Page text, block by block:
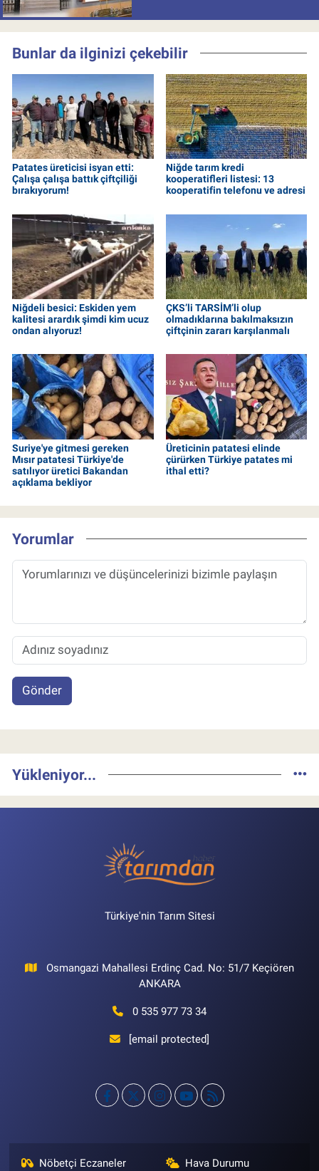
Bunlar da ilginizi çekebilir
Patates üreticisi isyan etti:
Çalışa çalışa battık çiftçiliği
bırakıyorum!
Niğde tarım kredi
kooperatifleri listesi: 13
kooperatifin telefonu ve adresi
Niğdeli besici: Eskiden yem
kalitesi arardık şimdi kim ucuz
ondan alıyoruz!
ÇKS’li TARSİM’li olup
olmadıklarına bakılmaksızın
çiftçinin zararı karşılanmalı
Suriye'ye gitmesi gereken
Mısır patatesi Türkiye'de
satılıyor üretici Bakandan
açıklama bekliyor
Üreticinin patatesi elinde
çürürken Türkiye patates mi
ithal etti?
Yorumlar
Gönder
Yükleniyor...
Türkiye'nin Tarım Sitesi
Osmangazi Mahallesi Erdinç Cad. No: 51/7 Keçiören
ANKARA
0 535 977 73 34
[email protected]
Nöbetçi Eczaneler Hava Durumu